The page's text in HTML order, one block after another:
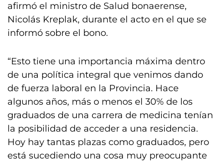
afirmó el ministro de Salud bonaerense,
Nicolás Kreplak, durante el acto en el que se
informó sobre el bono.
“Esto tiene una importancia máxima dentro
de una política integral que venimos dando
de fuerza laboral en la Provincia. Hace
algunos años, más o menos el 30% de los
graduados de una carrera de medicina tenían
la posibilidad de acceder a una residencia.
Hoy hay tantas plazas como graduados, pero
está sucediendo una cosa muy preocupante